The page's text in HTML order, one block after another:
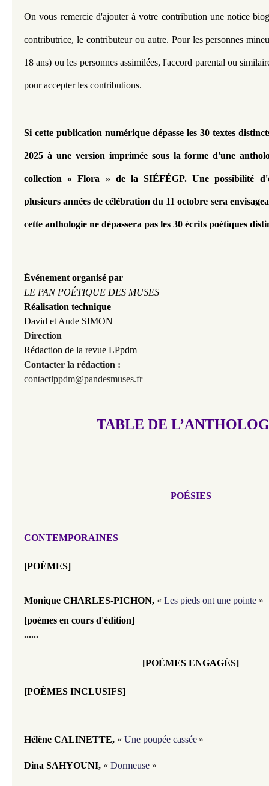
On vous remercie d'ajouter à votre contribution une notice
contributrice, le contributeur ou autre. Pour les personnes
18 ans) ou les personnes assimilées, l'accord parental ou
pour accepter les contributions.
Si cette publication numérique dépasse les 30 textes
2025 à une version imprimée sous la forme d'une
collection « Flora » de la SIÉFÉGP. Une possibilité
plusieurs années de célébration du 11 octobre sera
cette anthologie ne dépassera pas les 30 écrits poétiques
Événement organisé par
LE PAN POÉTIQUE DES MUSES
Réalisation technique
David et Aude SIMON
Direction
Rédaction de la revue LPpdm
Contacter la rédaction :
contactlppdm@pandesmuses.fr
TABLE DE
POÉSIES
CONTEMPORAINES
[POÈMES]
Monique CHARLES-PICHON, « Les pieds ont une pointe »
[poèmes en cours d'édition]
......
[POÈMES ENGAGÉS]
[POÈMES INCLUSIFS]
Hélène CALINETTE, « Une poupée cassée »
Dina SAHYOUNI, « Dormeuse »